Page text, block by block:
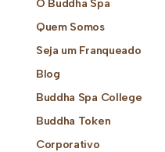
O Buddha Spa
Quem Somos
Seja um Franqueado
Blog
Buddha Spa College
Buddha Token
Corporativo